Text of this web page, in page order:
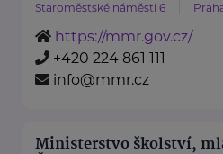
Staroměstské náměstí 6
https://mmr.gov.cz/
+420 224 861 111
info@mmr.cz
Ministerstvo školství,